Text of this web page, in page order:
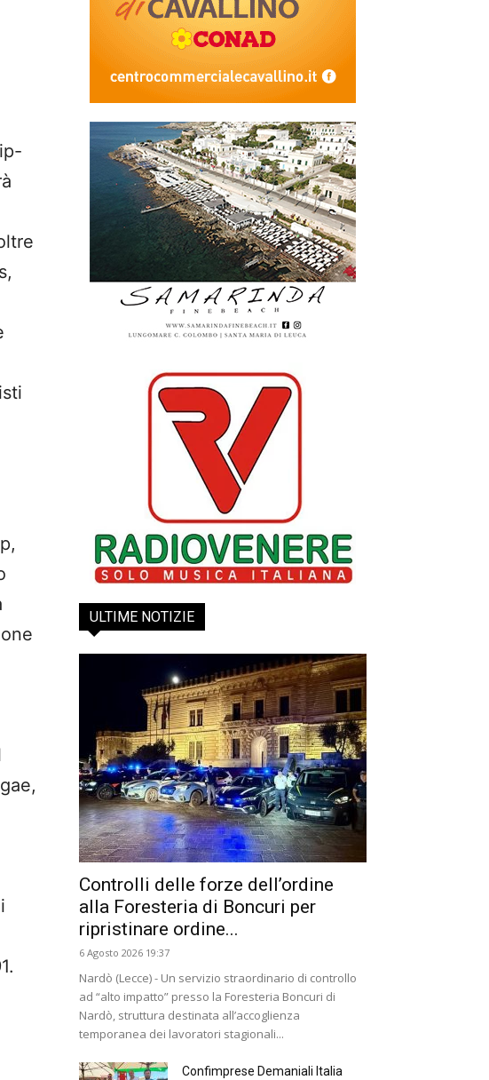
ULTIME NOTIZIE
Controlli delle forze dell’ordine
alla Foresteria di Boncuri per
ripristinare ordine...
6 Agosto 2026 19:37
Nardò (Lecce) - Un servizio straordinario di controllo
ad “alto impatto” presso la Foresteria Boncuri di
Nardò, struttura destinata all’accoglienza
temporanea dei lavoratori stagionali...
Confimprese Demaniali Italia